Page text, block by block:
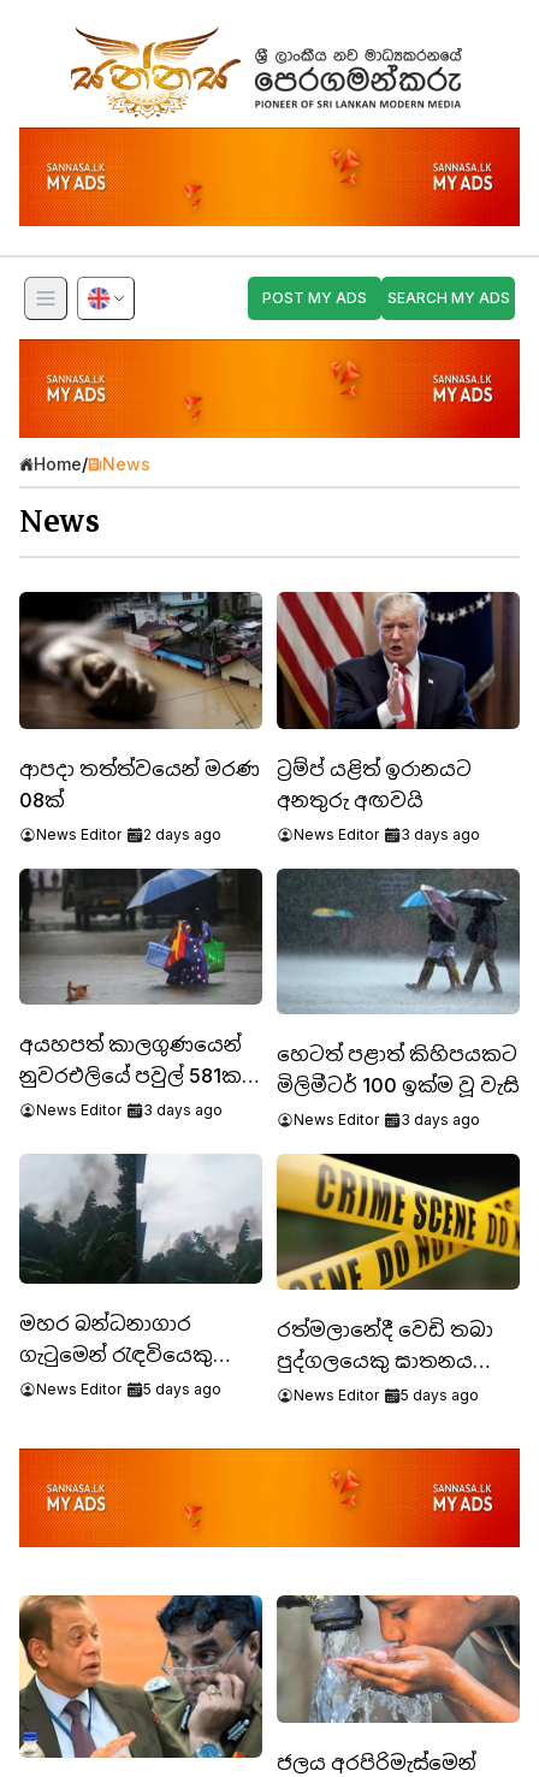
POST MY ADS SEARCH MY ADS
Home/ News
News
ආපදා තත්ත්වයෙන් මරණ
08ක්
News Editor 2 days ago
ට්‍රම්ප් යළිත් ඉරානයට
අනතුරු අඟවයි
News Editor 3 days ago
අයහපත් කාලගුණයෙන්
නුවරඑලියේ පවුල් 581කට
පීඩා
News Editor 3 days ago
හෙටත් පළාත් කිහිපයකට
මිලිමීටර් 100 ඉක්ම වූ වැසි
News Editor 3 days ago
මහර බන්ධනාගාර
ගැටුමෙන් රැඳවියෙකු
මරුට
News Editor 5 days ago
රත්මලානේදී වෙඩි තබා
පුද්ගලයෙකු ඝාතනය
කෙරේ
News Editor 5 days ago
ජලය අරපිරිමැස්මෙන්